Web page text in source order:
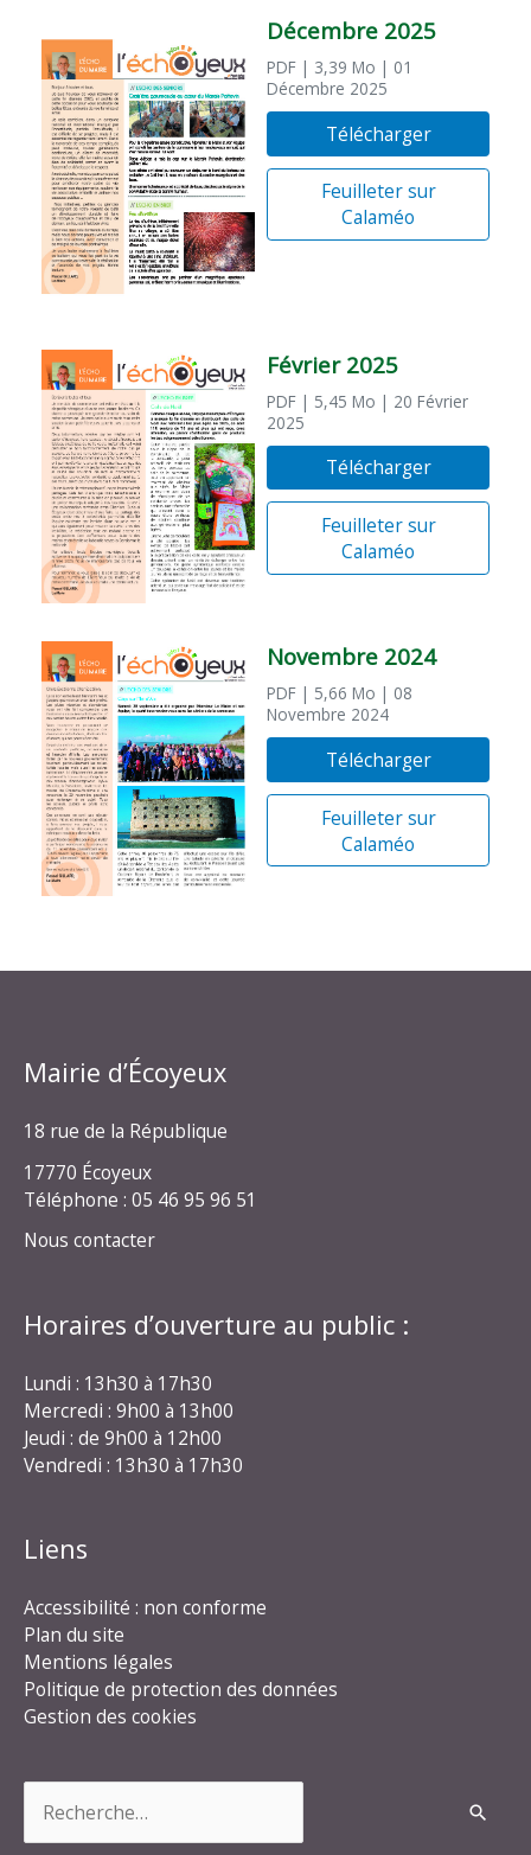
Décembre 2025
PDF | 3,39 Mo | 01
Décembre 2025
Télécharger
Feuilleter sur
Calaméo
Février 2025
PDF | 5,45 Mo | 20 Février
2025
Télécharger
Feuilleter sur
Calaméo
Novembre 2024
PDF | 5,66 Mo | 08
Novembre 2024
Télécharger
Feuilleter sur
Calaméo
Mairie d’Écoyeux
18 rue de la République
17770 Écoyeux
Téléphone : 05 46 95 96 51
Nous contacter
Horaires d’ouverture au public :
Lundi : 13h30 à 17h30
Mercredi : 9h00 à 13h00
Jeudi : de 9h00 à 12h00
Vendredi : 13h30 à 17h30
Liens
Accessibilité : non conforme
Plan du site
Mentions légales
Politique de protection des données
Gestion des cookies